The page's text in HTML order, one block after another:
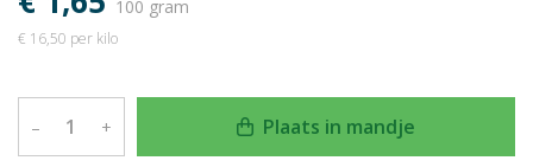
100 gram
€ 16,50 per kilo
– + Plaats in mandje